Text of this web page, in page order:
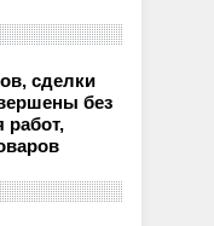
сделки
без
работ,